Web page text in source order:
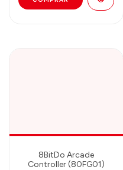
8BitDo Arcade
Controller (80FG01)